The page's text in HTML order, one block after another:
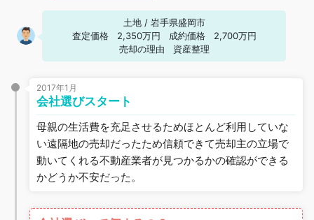
土地 / 岩手県盛岡市
査定価格
2,350万円 成約価格
2,700万円
売却の理由
資産整理
2017年1月
会社選びスタート
母親の生活費を充足させるためほとんど利用していな
い遠隔地の売却だったため信頼できて売却主の立場で
動いてくれる不動産業者が見つかるかの確認ができる
かどうか不安だった。